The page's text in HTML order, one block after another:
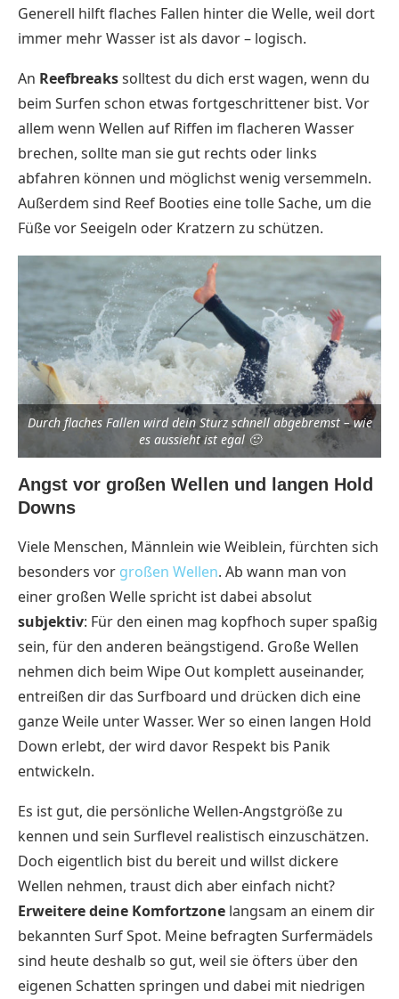
Generell hilft flaches Fallen hinter die Welle, weil dort
immer mehr Wasser ist als davor – logisch.
An Reefbreakssolltest du dich erst wagen, wenn du
beim Surfen schon etwas fortgeschrittener bist. Vor
allem wenn Wellen auf Riffen im flacheren Wasser
brechen, sollte man sie gut rechts oder links
abfahren können und möglichst wenig versemmeln.
Außerdem sind Reef Booties eine tolle Sache, um die
Füße vor Seeigeln oder Kratzern zu schützen.
Durch flaches Fallen wird dein Sturz schnell abgebremst – wie
es aussieht ist egal 🙂
Angst vor großen Wellen und langen Hold
Downs
Viele Menschen, Männlein wie Weiblein, fürchten sich
besonders vor großen Wellen. Ab wann man von
einer großen Welle spricht ist dabei absolut
subjektiv: Für den einen mag kopfhoch super spaßig
sein, für den anderen beängstigend. Große Wellen
nehmen dich beim Wipe Out komplett auseinander,
entreißen dir das Surfboard und drücken dich eine
ganze Weile unter Wasser. Wer so einen langen Hold
Down erlebt, der wird davor Respekt bis Panik
entwickeln.
Es ist gut, die persönliche Wellen-Angstgröße zu
kennen und sein Surflevel realistisch einzuschätzen.
Doch eigentlich bist du bereit und willst dickere
Wellen nehmen, traust dich aber einfach nicht?
Erweitere deine Komfortzone langsam an einem dir
bekannten Surf Spot. Meine befragten Surfermädels
sind heute deshalb so gut, weil sie öfters über den
eigenen Schatten springen und dabei mit niedrigen